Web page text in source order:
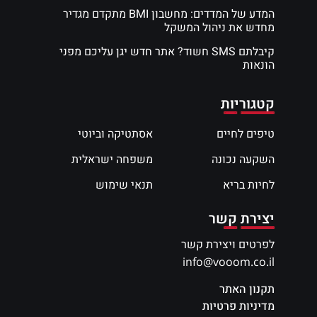
המדע של המדדים: מחשבון BMI מתקדם מגדיר
מחדש את ניהול המשקל
קיבלתם SMS חשוד? אתר חדש יגן עליכם מפני
הונאות
קטגוריות
טיפים לחיים
השקעה נכונה
לחיות בריא
אסתטיקה וביוטי
משפחה ישראלית
תנאי שימוש
יצירת קשר
לפרטים ויצירת קשר
info@vooom.co.il
תקנון האתר
מדיניות פרטיות